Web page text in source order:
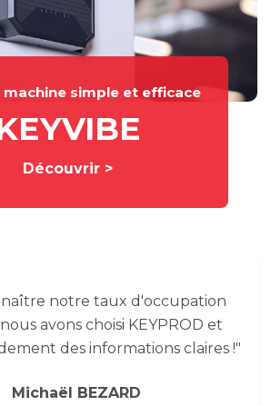
simple et efficace
Découvrir >
notre taux d'occupation
avons choisi KEYPROD et
des informations claires !"
Michaël BEZARD